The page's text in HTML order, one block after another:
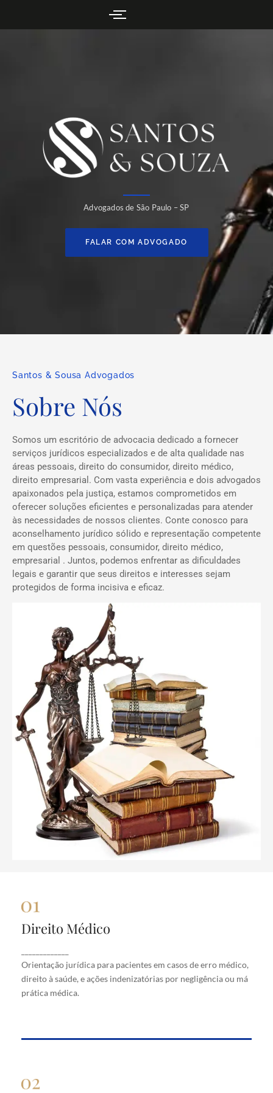
Advogados de São Paulo – SP
FALAR COM ADVOGADO
Santos & Sousa Advogados
Sobre Nós
Somos um escritório de advocacia dedicado a fornecer
serviços jurídicos especializados e de alta qualidade nas
áreas pessoais, direito do consumidor, direito médico,
direito empresarial. Com vasta experiência e dois advogados
apaixonados pela justiça, estamos comprometidos em
oferecer soluções eficientes e personalizadas para atender
às necessidades de nossos clientes. Conte conosco para
aconselhamento jurídico sólido e representação competente
em questões pessoais, consumidor, direito médico,
empresarial . Juntos, podemos enfrentar as dificuldades
legais e garantir que seus direitos e interesses sejam
protegidos de forma incisiva e eficaz.
Direito Médico
Orientação jurídica para pacientes em casos de erro médico,
direito à saúde, e ações indenizatórias por negligência ou má
prática médica.
Direito Médico
erro médico, direito à saúde, e ações indenizatórias
por negligência ou má prática médica.